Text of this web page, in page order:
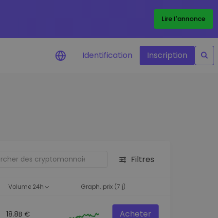
Lire l'annonce
d'investissement
Des informations pertinentes pour
Identification Inscription
Filtres
Volume 24h Graph. prix (7 j)
18.8B € Acheter